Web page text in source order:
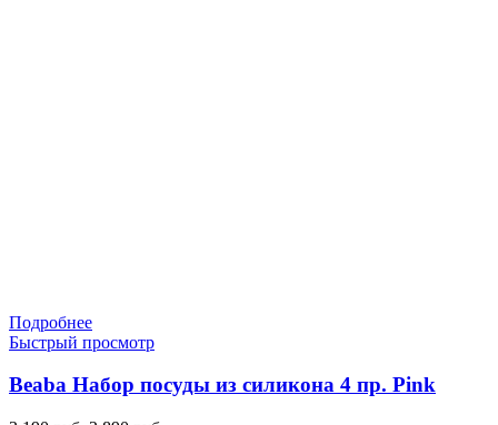
Подробнее
Быстрый просмотр
Beaba Набор посуды из силикона 4 пр. Pink